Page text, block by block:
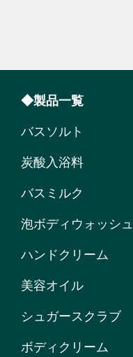
◆製品一覧
バスソルト
炭酸入浴料
バスミルク
泡ボディウォッシュ
ハンドクリーム
美容オイル
シュガースクラブ
ボディクリーム